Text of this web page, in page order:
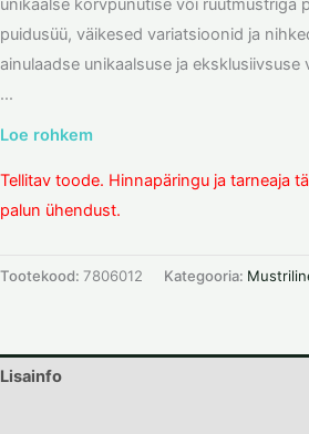
unikaalse korvpunutise või ruutmustriga
puidusüü, väikesed variatsioonid ja
ainulaadse unikaalsuse ja
...
Loe rohkem
Tellitav toode. Hinnapäringu ja tarneaja
palun ühendust.
Tootekood: 7806012 Kategooria:
Lisainfo